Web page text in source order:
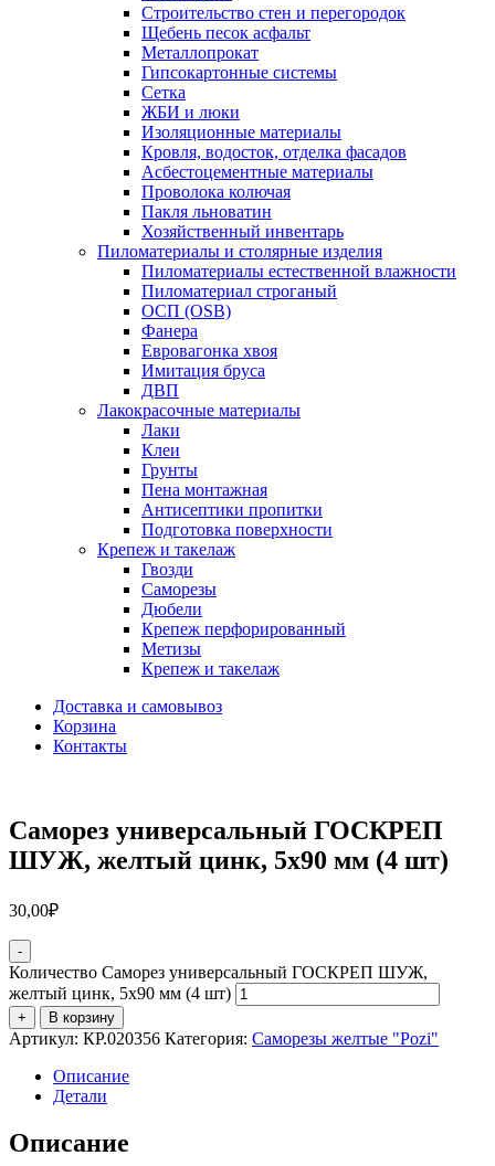
Строительство стен и перегородок
Щебень песок асфальт
Металлопрокат
Гипсокартонные системы
Сетка
ЖБИ и люки
Изоляционные материалы
Кровля, водосток, отделка фасадов
Асбестоцементные материалы
Проволока колючая
Пакля льноватин
Хозяйственный инвентарь
Пиломатериалы и столярные изделия
Пиломатериалы естественной влажности
Пиломатериал строганый
ОСП (OSB)
Фанера
Евровагонка хвоя
Имитация бруса
ДВП
Лакокрасочные материалы
Лаки
Клеи
Грунты
Пена монтажная
Антисептики пропитки
Подготовка поверхности
Крепеж и такелаж
Гвозди
Саморезы
Дюбели
Крепеж перфорированный
Метизы
Крепеж и такелаж
Доставка и самовывоз
Корзина
Контакты
Саморез универсальный ГОСКРЕП
ШУЖ, желтый цинк, 5х90 мм (4 шт)
30,00₽
-
Количество Саморез универсальный ГОСКРЕП ШУЖ,
желтый цинк, 5х90 мм (4 шт)
+ В корзину
Артикул: КР.020356 Категория: Саморезы желтые "Pozi"
Описание
Детали
Описание